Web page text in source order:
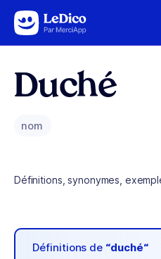
Aller au contenu
Duché
nom
Définitions, synonymes,
Définitions de “duché“